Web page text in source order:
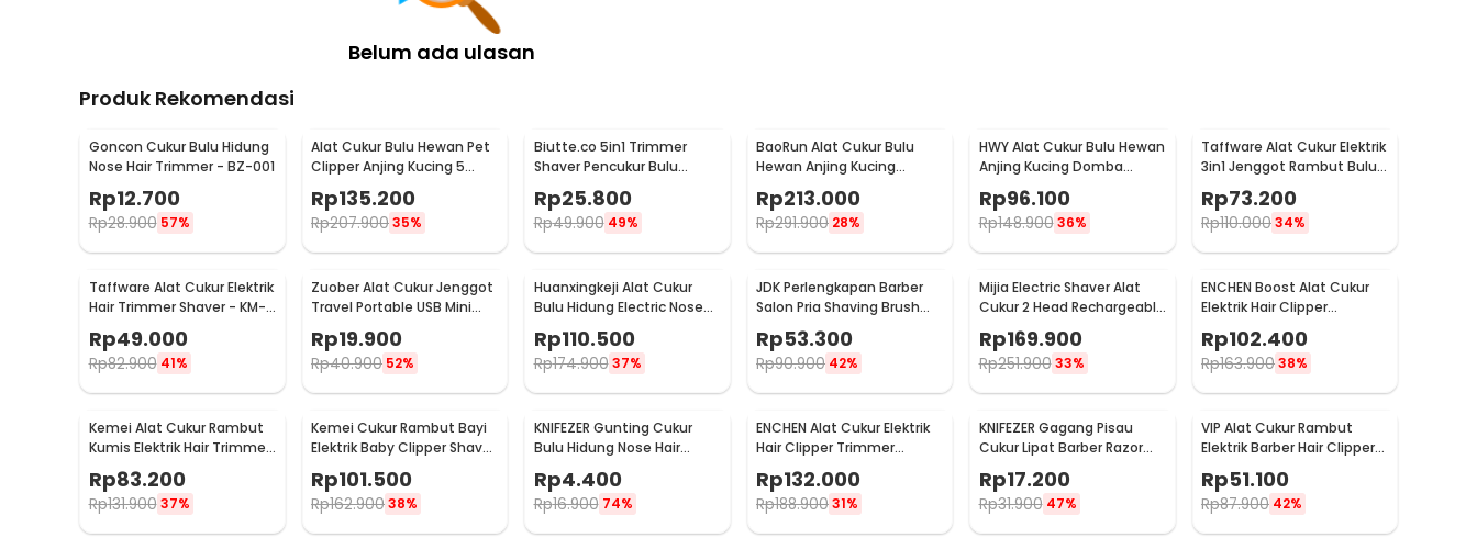
Belum ada ulasan
Produk Rekomendasi
Goncon Cukur Bulu Hidung
Nose Hair Trimmer - BZ-001
Rp12.700
Rp28.900 57%
Alat Cukur Bulu Hewan Pet
Clipper Anjing Kucing 5
Speed 4 Comb 60dB - P2
Rp135.200
Rp207.90035%
Biutte.co 5in1 Trimmer
Shaver Pencukur Bulu
Tubuh Elektrik - LY-015
Rp25.800
Rp49.900 49%
BaoRun Alat Cukur Bulu
Hewan Anjing Kucing
Domba 8200RPM 2000mAh
240V - P6
Rp213.000
Rp291.900 28%
HWY Alat Cukur Bulu Hewan
Anjing Kucing Domba
8200RPM 2.4V - P2
Rp96.100
Rp148.900 36%
Taffware Alat Cukur Elektrik
3in1 Jenggot Rambut Bulu
Hidung - AG-818
Rp73.200
Rp110.00034%
Taffware Alat Cukur Elektrik
Hair Trimmer Shaver - KM-
Rp49.000
Rp82.900 41%
Zuober Alat Cukur Jenggot
Travel Portable USB Mini
Rp19.900
Rp40.900 52%
Huanxingkeji Alat Cukur
Bulu Hidung Electric Nose
Rp110.500
Rp174.900 37%
JDK Perlengkapan Barber
Salon Pria Shaving Brush
with Cream Bowl - DSS003
Rp53.300
Rp90.900 42%
Mijia Electric Shaver Alat
Cukur 2 Head Rechargeable
- MSX201
Rp169.900
Rp251.900 33%
ENCHEN Boost Alat Cukur
Elektrik Hair Clipper
Rp102.400
Rp163.90038%
Kemei Alat Cukur Rambut
Kumis Elektrik Hair Trimmer
Rechargeable - KM-1407
Rp83.200
Rp131.900 37%
Kemei Cukur Rambut Bayi
Elektrik Baby Clipper Shaver
1319
Rp101.500
Rp162.90038%
KNIFEZER Gunting Cukur
Bulu Hidung Nose Hair
Rp4.400
Rp16.900 74%
ENCHEN Alat Cukur Elektrik
Hair Clipper Trimmer
Ceramic Rechargerable -
Sharp-R
Rp132.000
Rp188.90031%
KNIFEZER Gagang Pisau
Cukur Lipat Barber Razor
Rp17.200
Rp31.900 47%
VIP Alat Cukur Rambut
Elektrik Barber Hair Clipper
Rp51.100
Rp87.900 42%